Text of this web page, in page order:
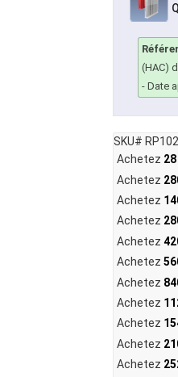
(HAC)
- Date
SKU#
Achetez 28
Achetez
Achetez
Achetez
Achetez
Achetez
Achetez
Achetez
Achetez
Achetez
Achetez